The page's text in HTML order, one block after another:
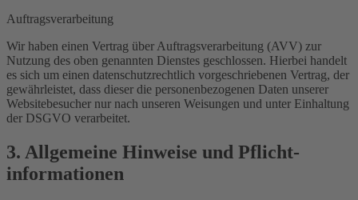
Auftragsverarbeitung
Wir haben einen Vertrag über Auftragsverarbeitung (AVV) zur
Nutzung des oben genannten Dienstes geschlossen. Hierbei handelt
es sich um einen datenschutzrechtlich vorgeschriebenen Vertrag, der
gewährleistet, dass dieser die personenbezogenen Daten unserer
Websitebesucher nur nach unseren Weisungen und unter Einhaltung
der DSGVO verarbeitet.
3. Allgemeine Hinweise und Pflicht­
informationen